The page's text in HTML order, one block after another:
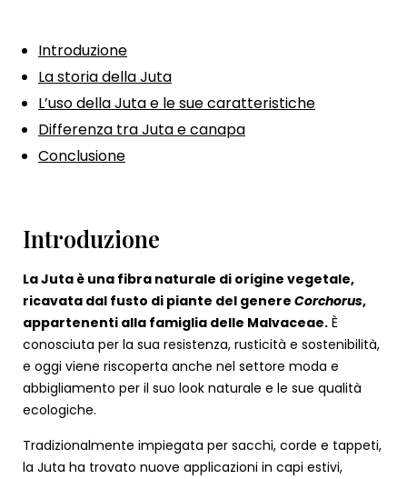
Introduzione
La storia della Juta
L’uso della Juta e le sue caratteristiche
Differenza tra Juta e canapa
Conclusione
Introduzione
La Juta è una fibra naturale di origine vegetale,
ricavata dal fusto di piante del genere Corchorus,
appartenenti alla famiglia delle Malvaceae. È
conosciuta per la sua resistenza, rusticità e sostenibilità,
e oggi viene riscoperta anche nel settore moda e
abbigliamento per il suo look naturale e le sue qualità
ecologiche.
Tradizionalmente impiegata per sacchi, corde e tappeti,
la Juta ha trovato nuove applicazioni in capi estivi,